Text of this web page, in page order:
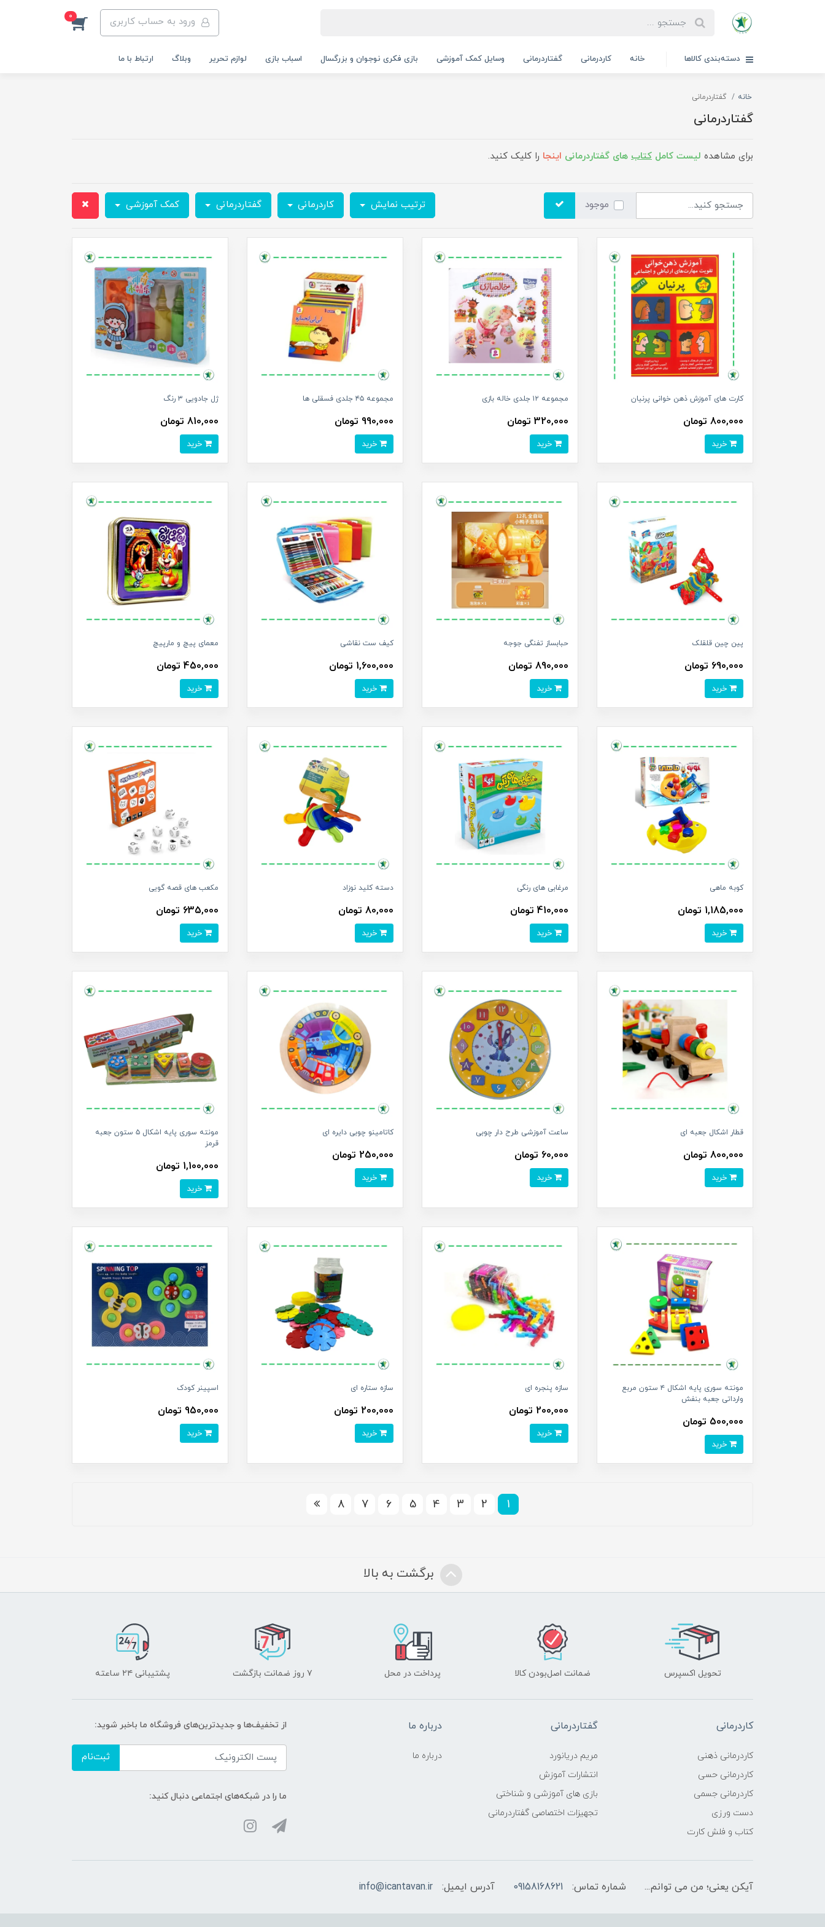
ورود به حساب کاربری 0
دسته‌بندی کالاها خانه کاردرمانی گفتاردرمانی وسایل کمک آموزشی بازی فکری نوجوان و بزرگسال اسباب بازی لوازم تحریر وبلاگ ارتباط با ما
خانه گفتاردرمانی
گفتاردرمانی
برای مشاهده لیست کامل کتاب های گفتاردرمانی اینجا را کلیک کنید.
موجود ترتیب نمایش کاردرمانی گفتاردرمانی کمک آموزشی
کارت های آموزش ذهن خوانی پرنیان
800,000 تومان
مجموعه ۱۲ جلدی خاله بازی
320,000 تومان
مجموعه ۴۵ جلدی فسقلی ها
990,000 تومان
ژل جادویی ۳ رنگ
810,000 تومان
پین چین قلقلک
690,000 تومان
حبابساز تفنگی جوجه
890,000 تومان
کیف ست نقاشی
1,600,000 تومان
معمای پیچ و مارپیچ
450,000 تومان
کوبه ماهی
1,185,000 تومان
مرغابی های رنگی
410,000 تومان
دسته کلید نوزاد
80,000 تومان
مکعب های قصه گویی
635,000 تومان
قطار اشکال جعبه ای
800,000 تومان
ساعت آموزشی طرح دار چوبی
60,000 تومان
کاتامینو چوبی دایره ای
250,000 تومان
مونته سوری پایه اشکال ۵ ستون جعبه
قرمز
1,100,000 تومان
مونته سوری پایه اشکال ۴ ستون مربع
وارداتی جعبه بنفش
500,000 تومان
سازه پنجره ای
200,000 تومان
سازه ستاره ای
200,000 تومان
اسپینر کودک
950,000 تومان
1
2
3
4
5
6
7
8
برگشت به بالا
تحویل اکسپرس ضمانت اصل‌بودن کالا پرداخت در محل ۷ روز ضمانت بازگشت پشتیبانی ۲۴ ساعته
کاردرمانی
کاردرمانی ذهنی
کاردرمانی حسی
کاردرمانی جسمی
دست ورزی
کتاب و فلش کارت
گفتاردرمانی
مریم دریانورد
انتشارات آموزش
بازی های آموزشی و شناختی
تجهیزات اختصاصی گفتاردرمانی
درباره ما
درباره ما
از تخفیف‌ها و جدیدترین‌های فروشگاه ما باخبر شوید:
ثبت‌نام
ما را در شبکه‌های اجتماعی دنبال کنید:
آیکن یعنی؛ من می توانم... شماره تماس: 09158168621 آدرس ایمیل: info@icantavan.ir